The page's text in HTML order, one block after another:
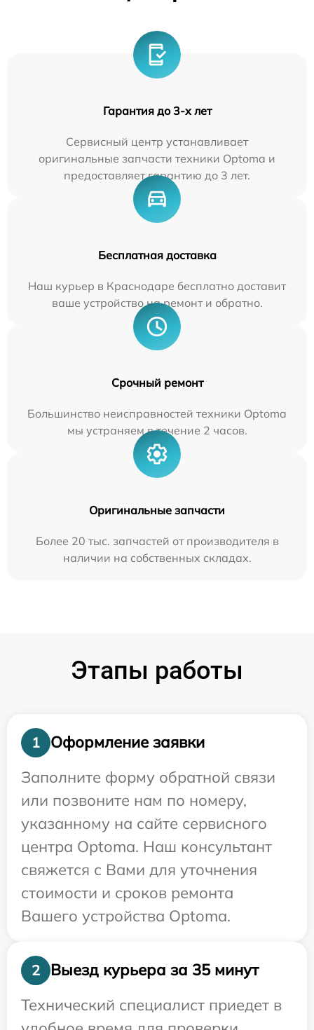
Гарантия до 3-х лет
Сервисный центр устанавливает
оригинальные запчасти техники Optoma и
предоставляет гарантию до 3 лет.
Бесплатная доставка
Наш курьер в Краснодаре бесплатно доставит
ваше устройство на ремонт и обратно.
Срочный ремонт
Большинство неисправностей техники Optoma
мы устраняем в течение 2 часов.
Оригинальные запчасти
Более 20 тыс. запчастей от производителя в
наличии на собственных складах.
Этапы работы
1
Оформление заявки
Заполните форму обратной связи
или позвоните нам по номеру,
указанному на сайте сервисного
центра Optoma. Наш консультант
свяжется с Вами для уточнения
стоимости и сроков ремонта
Вашего устройства Optoma.
2
Выезд курьера за 35 минут
Технический специалист приедет в